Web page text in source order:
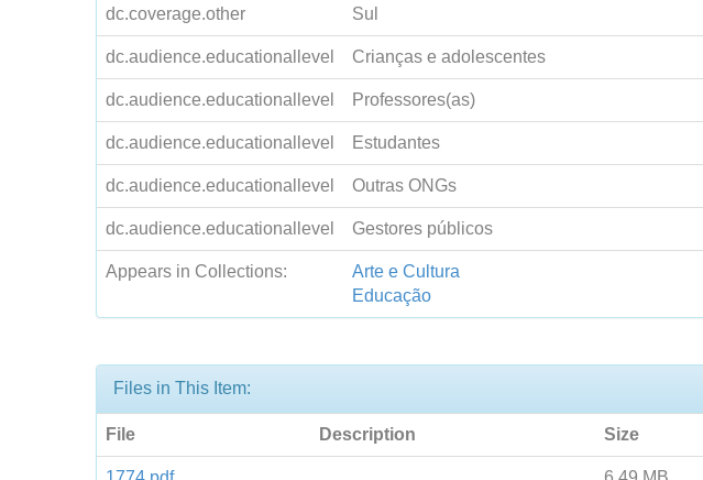
dc.coverage.other Sul
dc.audience.educationallevel Crianças e adolescentes
dc.audience.educationallevel Professores(as)
dc.audience.educationallevel Estudantes
dc.audience.educationallevel Outras ONGs
dc.audience.educationallevel Gestores públicos
Appears in Collections:
Arte e Cultura
Educação
Files in This Item:
File Description Size